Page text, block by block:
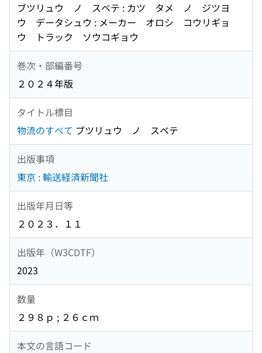
ブツリュウ ノ スベテ : カツ タメ ノ ジツヨ
ウ データシュウ : メーカー オロシ コウリギョ
ウ トラック ソウコギョウ
巻次・部編番号
２０２４年版
タイトル標目
物流のすべて ブツリュウ ノ スベテ
出版事項
東京 : 輸送経済新聞社
出版年月日等
２０２３．１１
出版年（W3CDTF）
2023
数量
２９８ｐ ; ２６ｃｍ
本文の言語コード